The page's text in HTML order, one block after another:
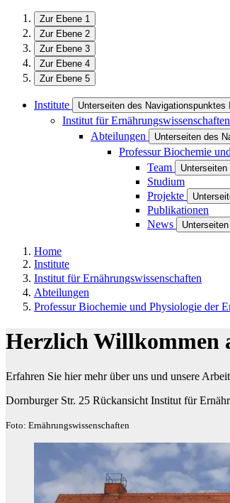
Zur Ebene 1
Zur Ebene 2
Zur Ebene 3
Zur Ebene 4
Zur Ebene 5
Institute Unterseiten des Navigationspunktes
Institut für Ernährungswissenschaften
Abteilungen Unterseiten des
Professur Biochemie
Team
Studium
Projekte
Publikationen
News
Home
Institute
Institut für Ernährungswissenschaften
Abteilungen
Professur Biochemie und Physiologie der
Herzlich Willkommen
Erfahren Sie hier mehr über uns und unsere Arbeit
Dornburger Str. 25 Rückansicht Institut für
Foto: Ernährungswissenschaften